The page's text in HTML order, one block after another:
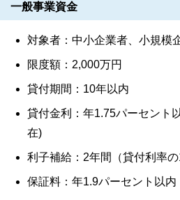
一般事業資金
対象者：中小企業者、小規模
限度額：2,000万円
貸付期間：10年以内
貸付金利：年1.75パーセント
在)
利子補給：2年間（貸付利率の
保証料：年1.9パーセント以